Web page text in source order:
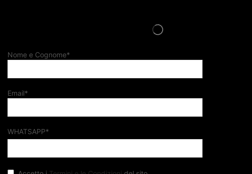
Nome e Cognome*
Email*
WHATSAPP*